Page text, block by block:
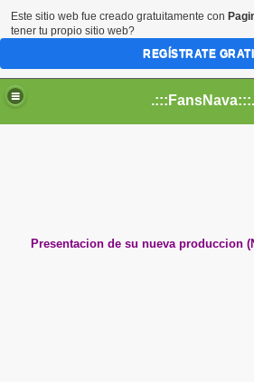
.:::FansNava:::.
Presentacion de su nueva produccion
Este sitio web fue creado gratuitamente con
tener tu propio sitio web?
REGÍSTRATE